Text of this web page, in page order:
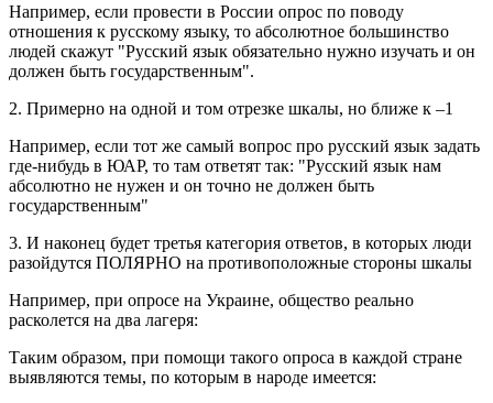
Например, если провести в России опрос по поводу
отношения к русскому языку, то абсолютное большинство
людей скажут "Русский язык обязательно нужно изучать и он
должен быть государственным".
2. Примерно на одной и том отрезке шкалы, но ближе к –1
Например, если тот же самый вопрос про русский язык задать
где-нибудь в ЮАР, то там ответят так: "Русский язык нам
абсолютно не нужен и он точно не должен быть
государственным"
3. И наконец будет третья категория ответов, в которых люди
разойдутся ПОЛЯРНО на противоположные стороны шкалы
Например, при опросе на Украине, общество реально
расколется на два лагеря:
Таким образом, при помощи такого опроса в каждой стране
выявляются темы, по которым в народе имеется: